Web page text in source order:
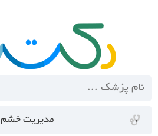
مدیریت خشم